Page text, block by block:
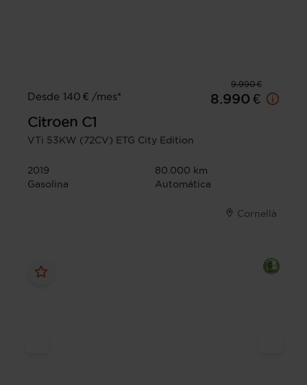
9.990 €
Desde 140 € /mes*
8.990 €
Citroen C1
VTi 53KW (72CV) ETG City Edition
2019
80.000 km
Gasolina
Automática
Cornellà